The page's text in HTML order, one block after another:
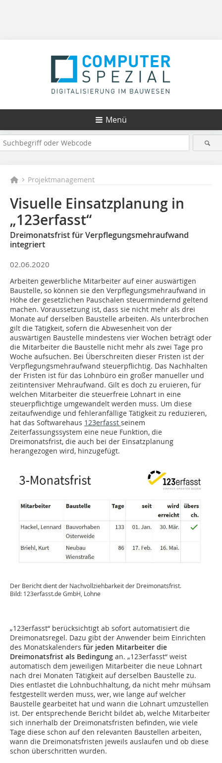
Menü
Projektmanagement
Visuelle Einsatzplanung in
„123erfasst“
Dreimonatsfrist für Verpflegungsmehraufwand
integriert
02.06.2020
Arbeiten gewerbliche Mitarbeiter auf einer auswärtigen
Baustelle, so können sie den Verpflegungsmehraufwand in
Höhe der gesetzlichen Pauschalen steuermindernd geltend
machen. Voraussetzung ist, dass sie nicht mehr als drei
Monate auf derselben Baustelle arbeiten. Als unterbrochen
gilt die Tätigkeit, sofern die Abwesenheit von der
auswärtigen Baustelle mindestens vier Wochen beträgt oder
die Mitarbeiter die Baustelle nicht mehr als zwei Tage pro
Woche aufsuchen. Bei Überschreiten dieser Fristen ist der
Verpflegungsmehraufwand steuerpflichtig. Das Nachhalten
der Fristen ist für das Lohnbüro ein großer manueller und
zeitintensiver Mehraufwand. Gilt es doch zu eruieren, für
welchen Mitarbeiter die steuerfreie Lohnart in eine
steuerpflichtige umgewandelt werden muss. Um diese
zeitaufwendige und fehleranfällige Tätigkeit zu reduzieren,
hat das Softwarehaus 123erfasst seinem
Zeiterfassungssystem eine neue Funktion, die
Dreimonatsfrist, die auch bei der Einsatzplanung
herangezogen wird, hinzugefügt.
Der Bericht dient der Nachvollziehbarkeit der Dreimonatsfrist.
Bild: 123erfasst.de GmbH, Lohne
„123erfasst“ berücksichtigt ab sofort automatisiert die
Dreimonatsregel. Dazu gibt der Anwender beim Einrichten
des Monatskalenders für jeden Mitarbeiter die
Dreimonatsfrist als Bedingung an. „123erfasst“ weist
automatisch dem jeweiligen Mitarbeiter die neue Lohnart
nach drei Monaten Tätigkeit auf derselben Baustelle zu.
Dies entlastet die Lohnbuchhaltung, da nicht mehr mühsam
festgestellt werden muss, wer, wie lange auf welcher
Baustelle gearbeitet hat und wann die Lohnart umzustellen
ist. Der entsprechende Bericht bildet ab, welche Mitarbeiter
sich innerhalb der Dreimonatsfristen befinden, wie viele
Tage diese schon auf den relevanten Baustellen arbeiten,
wann die Dreimonatsfristen jeweils auslaufen und ob diese
schon überschritten wurden.